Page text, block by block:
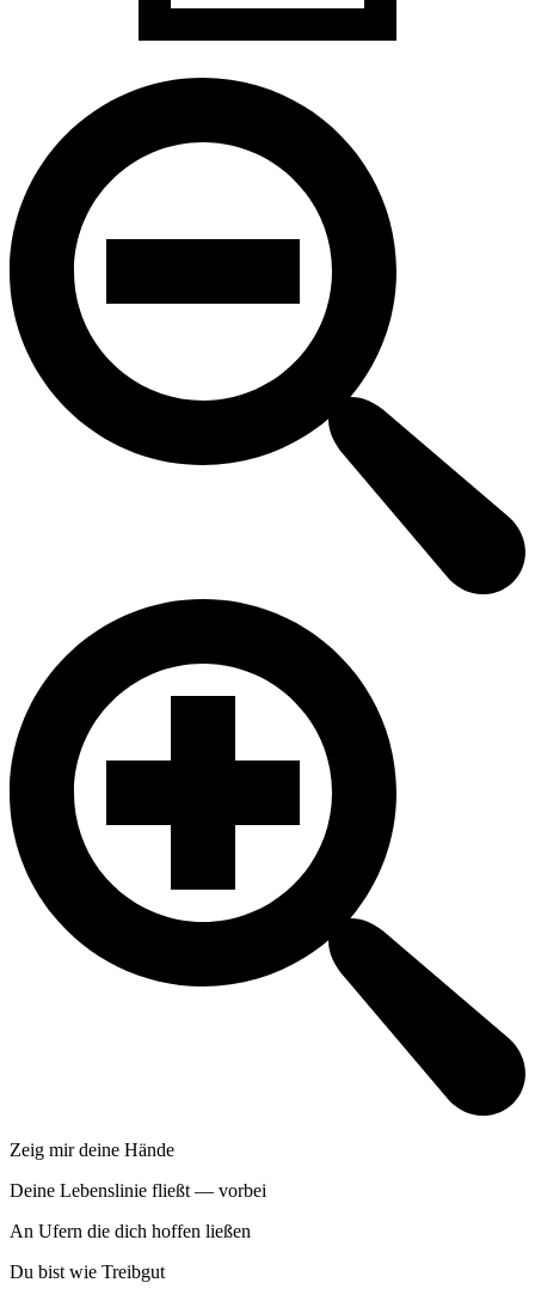
Zeig mir deine Hände
Deine Lebenslinie fließt — vorbei
An Ufern die dich hoffen ließen
Du bist wie Treibgut